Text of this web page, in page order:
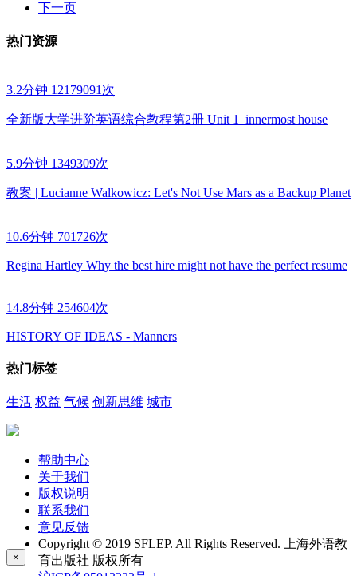
下一页
热门资源
3.2分钟 12179091次
全新版大学进阶英语综合教程第2册 Unit 1_innermost house
5.9分钟 1349309次
教案 | Lucianne Walkowicz: Let's Not Use Mars as a Backup Planet
10.6分钟 701726次
Regina Hartley Why the best hire might not have the perfect resume
14.8分钟 254604次
HISTORY OF IDEAS - Manners
热门标签
生活 权益 气候 创新思维 城市
帮助中心
关于我们
版权说明
联系我们
意见反馈
Copyright © 2019 SFLEP. All Rights Reserved. 上海外语教
育出版社 版权所有
×